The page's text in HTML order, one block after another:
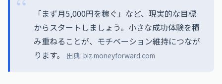
「まず月5,000円を稼ぐ」など、現実的な目標
からスタートしましょう。小さな成功体験を積
み重ねることが、モチベーション維持につなが
ります。
出典: biz.moneyforward.com